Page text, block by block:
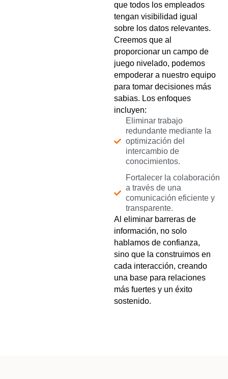
que todos los empleados
tengan visibilidad igual
sobre los datos relevantes.
Creemos que al
proporcionar un campo de
juego nivelado, podemos
empoderar a nuestro equipo
para tomar decisiones más
sabias. Los enfoques
incluyen:
Eliminar trabajo
redundante mediante la
optimización del
intercambio de
conocimientos.
Fortalecer la colaboración
a través de una
comunicación eficiente y
transparente.
Al eliminar barreras de
información, no solo
hablamos de confianza,
sino que la construimos en
cada interacción, creando
una base para relaciones
más fuertes y un éxito
sostenido.